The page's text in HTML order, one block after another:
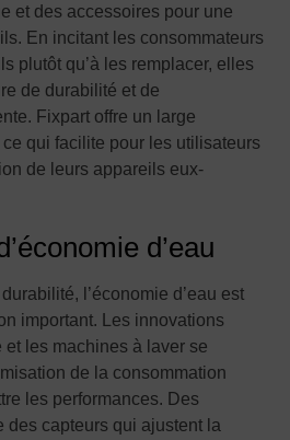
et des accessoires pour une
En incitant les consommateurs
plutôt qu’à les remplacer, elles
de durabilité et de
Fixpart offre un large
qui facilite pour les utilisateurs
de leurs appareils eux-
d’eau
l’économie d’eau est
important. Les innovations
les machines à laver se
de la consommation
les performances. Des
des capteurs qui ajustent la